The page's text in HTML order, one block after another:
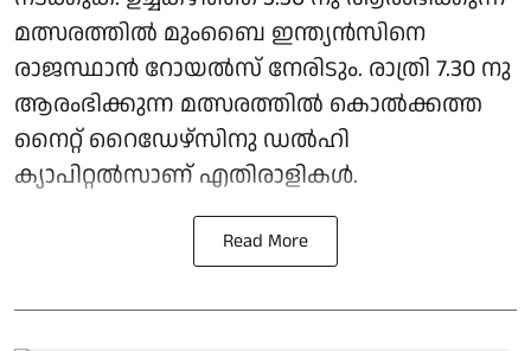
മത്സരത്തില്‍ മുംബൈ ഇന്ത്യന്‍സിനെ
രാജസ്ഥാന്‍ റോയല്‍സ് നേരിടും. രാത്രി 7.30 നു
ആരംഭിക്കുന്ന മത്സരത്തില്‍ കൊല്‍ക്കത്ത
നൈറ്റ് റൈഡേഴ്സിനു ഡല്‍ഹി
ക്യാപിറ്റല്‍സാണ് എതിരാളികള്‍.
Read More